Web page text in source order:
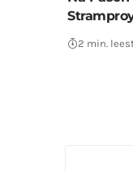
2 min.